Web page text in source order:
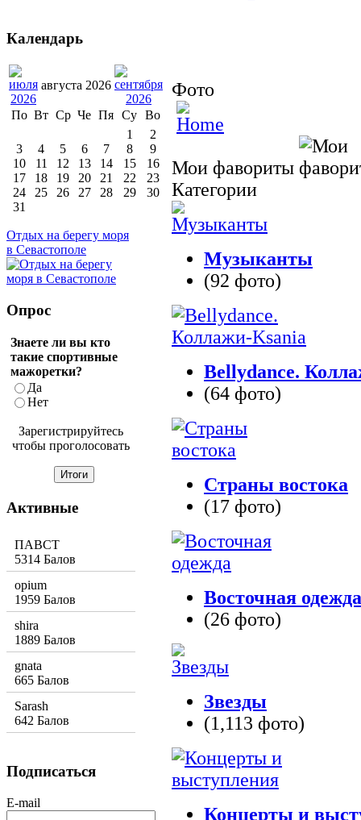
Фото
Мои фавориты
Категории
Музыканты
(92 фото)
Bellydance.
(64 фото)
Страны востока
(17 фото)
Восточная одежда
(26 фото)
Звезды
(1,113 фото)
Концерты и
Календарь
августа 2026
По Вт Ср Че Пя Су Во
1
2
3
4 5 6 7 8
9
10
11 12 13 14 15
16
17
18 19 20 21 22
23
24
25 26 27 28 29
30
31
Отдых на берегу моря
в Севастополе
Опрос
Знаете ли вы кто
такие спортивные
мажоретки?
Да
Нет
Зарегистрируйтесь
чтобы проголосовать
Активные
ПАВСТ
5314 Балов
opium
1959 Балов
shira
1889 Балов
gnata
665 Балов
Sarash
642 Балов
Подписаться
E-mail